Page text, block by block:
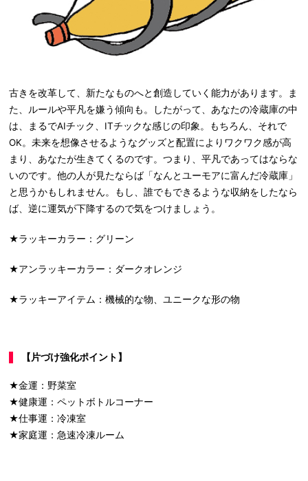
古きを改革して、新たなものへと創造していく能力があります。ま
た、ルールや平凡を嫌う傾向も。したがって、あなたの冷蔵庫の中
は、まるでAIチック、ITチックな感じの印象。もちろん、それで
OK。未来を想像させるようなグッズと配置によりワクワク感が高
まり、あなたが生きてくるのです。つまり、平凡であってはならな
いのです。他の人が見たならば「なんとユーモアに富んだ冷蔵庫」
と思うかもしれません。もし、誰でもできるような収納をしたなら
ば、逆に運気が下降するので気をつけましょう。
★ラッキーカラー：グリーン
★アンラッキーカラー：ダークオレンジ
★ラッキーアイテム：機械的な物、ユニークな形の物
【片づけ強化ポイント】
★金運：野菜室
★健康運：ペットボトルコーナー
★仕事運：冷凍室
★家庭運：急速冷凍ルーム